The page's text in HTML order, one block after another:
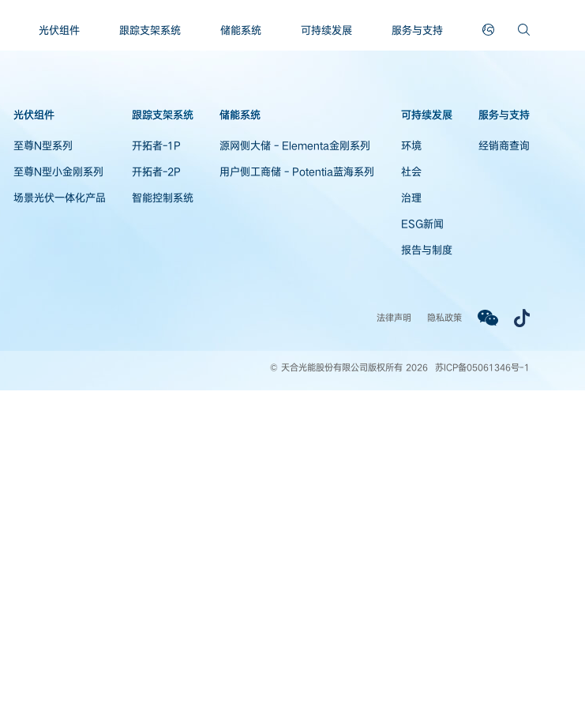
光伏组件 跟踪支架系统 储能系统 可持续发展 服务与支持
光伏组件
至尊N型系列
至尊N型小金刚系列
场景光伏一体化产品
跟踪支架系统
开拓者-1P
开拓者-2P
智能控制系统
储能系统
源网侧大储 - Elementa金刚系列
用户侧工商储 - Potentia蓝海系列
可持续发展
环境
社会
治理
ESG新闻
报告与制度
服务与支持
经销商查询
法律声明 隐私政策
© 天合光能股份有限公司版权所有 2026 苏ICP备05061346号-1